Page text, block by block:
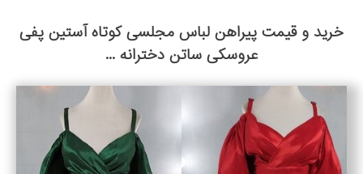
خرید و قیمت پیراهن لباس مجلسی کوتاه آستین پفی
عروسکی ساتن دخترانه ...